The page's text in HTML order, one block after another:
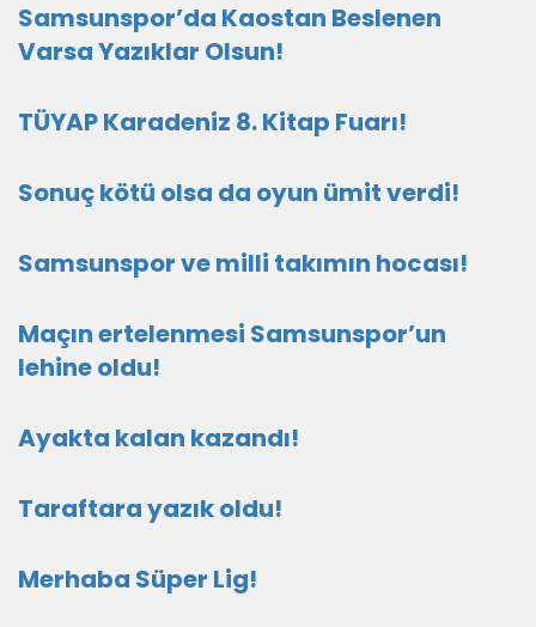
Samsunspor’da Kaostan Beslenen
Varsa Yazıklar Olsun!
TÜYAP Karadeniz 8. Kitap Fuarı!
Sonuç kötü olsa da oyun ümit verdi!
Samsunspor ve milli takımın hocası!
Maçın ertelenmesi Samsunspor’un
lehine oldu!
Ayakta kalan kazandı!
Taraftara yazık oldu!
Merhaba Süper Lig!